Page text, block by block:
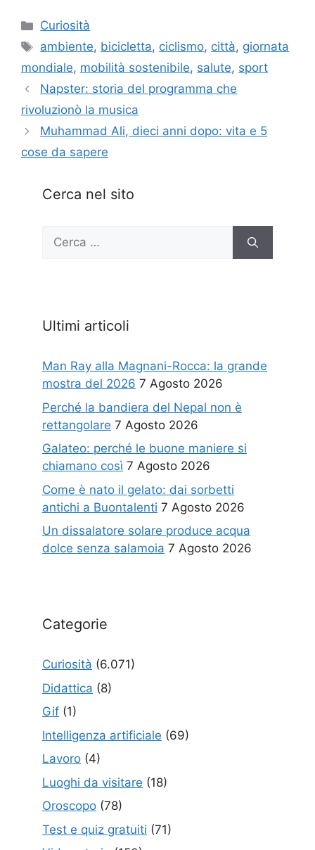
Categorie
Curiosità
Tag
ambiente, bicicletta, ciclismo, città, giornata
mondiale, mobilità sostenibile, salute, sport
Napster: storia del programma che
rivoluzionò la musica
Muhammad Ali, dieci anni dopo: vita e 5
cose da sapere
Cerca nel sito
Ricerca
Ultimi articoli
Man Ray alla Magnani-Rocca: la grande
mostra del 2026 7 Agosto 2026
Perché la bandiera del Nepal non è
rettangolare 7 Agosto 2026
Galateo: perché le buone maniere si
chiamano così 7 Agosto 2026
Come è nato il gelato: dai sorbetti
antichi a Buontalenti 7 Agosto 2026
Un dissalatore solare produce acqua
dolce senza salamoia 7 Agosto 2026
Categorie
Curiosità (6.071)
Didattica (8)
Gif (1)
Intelligenza artificiale (69)
Lavoro (4)
Luoghi da visitare (18)
Oroscopo (78)
Test e quiz gratuiti (71)